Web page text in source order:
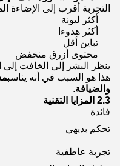
التجربة أقرب إلى الإضاءة
أكثر ليونة
أكثر هدوءا
تباين أقل
محتوى أزرق منخفض
ينظر البشر إلى الخافت إلى
هذا هو السبب في أنه يناسب
والضيافة.
2.3 المزايا التقنية
فائدة
تحكم بديهي
تجربة عاطفية